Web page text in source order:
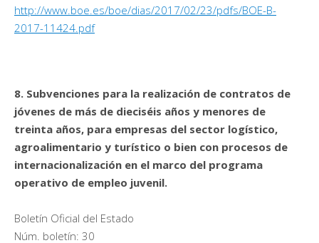
http://www.boe.es/boe/dias/2017/02/23/pdfs/BOE-B-
2017-11424.pdf
8. Subvenciones para la realización de contratos de
jóvenes de más de dieciséis años y menores de
treinta años, para empresas del sector logístico,
agroalimentario y turístico o bien con procesos de
internacionalización en el marco del programa
operativo de empleo juvenil.
Boletín Oficial del Estado
Núm. boletín: 30